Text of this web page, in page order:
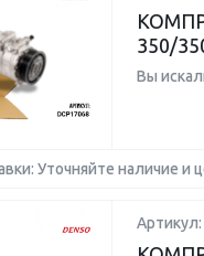
350/
Вы
Уточняйте наличие и
Артикул: